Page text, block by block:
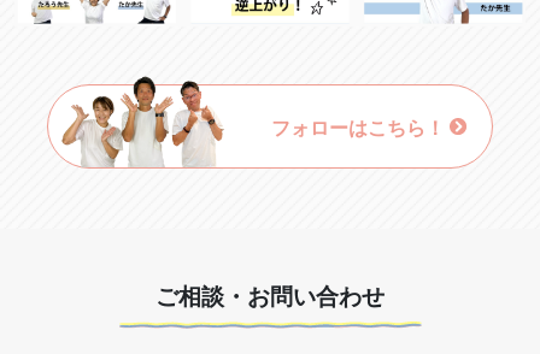
フォローはこちら！
ご相談・お問い合わせ